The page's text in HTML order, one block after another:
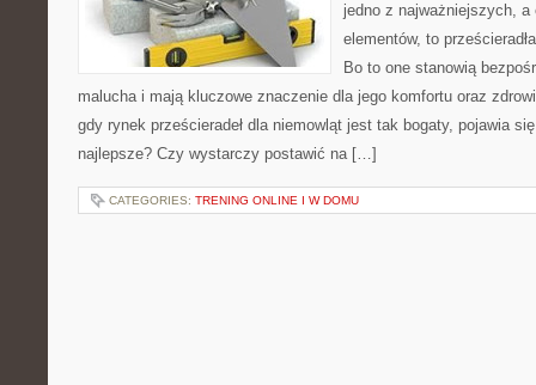
jedno z najważniejszych,
elementów, to
Bo to one stanowią
malucha i mają kluczowe znaczenie dla jego komfortu oraz
gdy rynek prześcieradeł dla niemowląt jest tak bogaty, pojawia
najlepsze? Czy wystarczy postawić na […]
CATEGORIES: TRENING ONLINE I W DOMU